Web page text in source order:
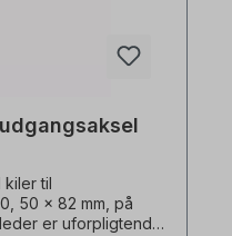
kiler til
50 x 82 mm, på